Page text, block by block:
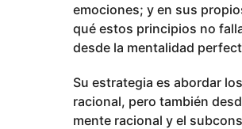
emociones; y en sus
qué estos principios no
desde la mentalidad
Su estrategia es abordar
racional, pero también
mente racional y el